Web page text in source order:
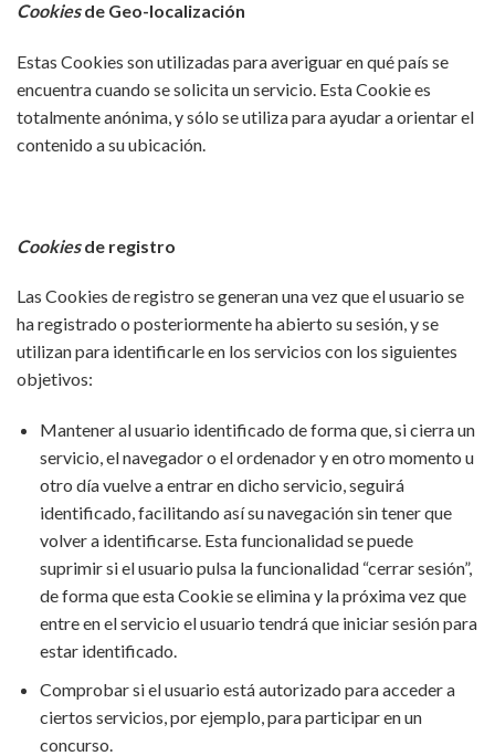
Cookiesde Geo-localización
Estas Cookies son utilizadas para averiguar en qué país se
encuentra cuando se solicita un servicio. Esta Cookie es
totalmente anónima, y sólo se utiliza para ayudar a orientar el
contenido a su ubicación.
Cookiesde registro
Las Cookies de registro se generan una vez que el usuario se
ha registrado o posteriormente ha abierto su sesión, y se
utilizan para identificarle en los servicios con los siguientes
objetivos:
Mantener al usuario identificado de forma que, si cierra un
servicio, el navegador o el ordenador y en otro momento u
otro día vuelve a entrar en dicho servicio, seguirá
identificado, facilitando así su navegación sin tener que
volver a identificarse. Esta funcionalidad se puede
suprimir si el usuario pulsa la funcionalidad “cerrar sesión”,
de forma que esta Cookie se elimina y la próxima vez que
entre en el servicio el usuario tendrá que iniciar sesión para
estar identificado.
Comprobar si el usuario está autorizado para acceder a
ciertos servicios, por ejemplo, para participar en un
concurso.